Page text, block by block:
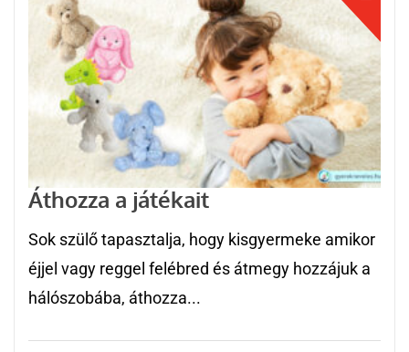
Áthozza a játékait
Sok szülő tapasztalja, hogy kisgyermeke amikor
éjjel vagy reggel felébred és átmegy hozzájuk a
hálószobába, áthozza...